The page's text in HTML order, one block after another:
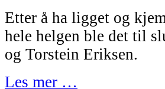
Etter å ha ligget og
hele helgen ble det til
og Torstein Eriksen.
Les mer …